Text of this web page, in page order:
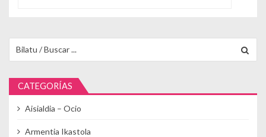
CATEGORÍAS
Aisialdia – Ocio
Armentia Ikastola